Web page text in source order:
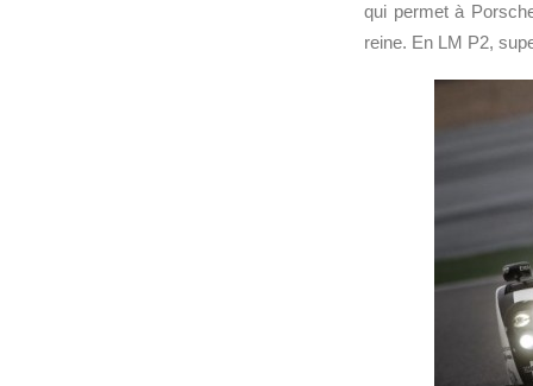
qui permet à
reine. En LM P2,